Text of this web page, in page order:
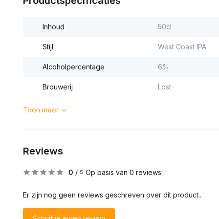
Inhoud 50cl
Stijl West Coast IPA
Alcoholpercentage 6%
Brouwerij Lost
Toon meer
Reviews
0 / 5 Op basis van 0 reviews
Er zijn nog geen reviews geschreven over dit product..